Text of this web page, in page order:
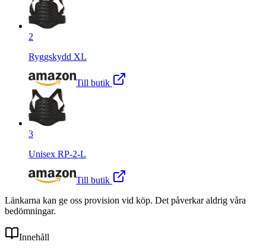
2
Ryggskydd XL
Till butik
3
Unisex RP-2-L
Till butik
Länkarna kan ge oss provision vid köp. Det påverkar aldrig våra
bedömningar.
Innehåll